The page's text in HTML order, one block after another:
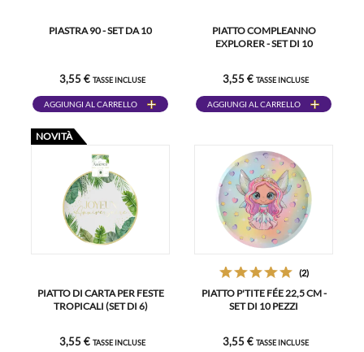
PIASTRA 90 - SET DA 10
3,55 € TASSE INCLUSE
AGGIUNGI AL CARRELLO
PIATTO COMPLEANNO
EXPLORER - SET DI 10
3,55 € TASSE INCLUSE
AGGIUNGI AL CARRELLO
NOVITÀ
PIATTO DI CARTA PER FESTE
TROPICALI (SET DI 6)
3,55 € TASSE INCLUSE
(2)
PIATTO P'TITE FÉE 22,5 CM -
SET DI 10 PEZZI
3,55 € TASSE INCLUSE